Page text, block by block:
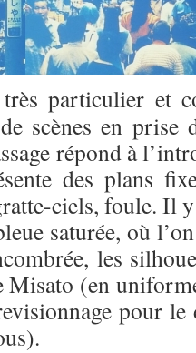
particulier et
scènes en prise
répond à
des plans
ciels, foule. Il
saturée, où
les
(en
pour